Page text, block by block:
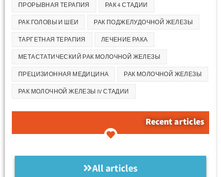
ПРОРЫВНАЯ ТЕРАПИЯ РАК 4 СТАДИИ
РАК ГОЛОВЫ И ШЕИ РАК ПОДЖЕЛУДОЧНОЙ ЖЕЛЕЗЫ
ТАРГЕТНАЯ ТЕРАПИЯ ЛЕЧЕНИЕ РАКА
МЕТАСТАТИЧЕСКИЙ РАК МОЛОЧНОЙ ЖЕЛЕЗЫ
ПРЕЦИЗИОННАЯ МЕДИЦИНА РАК МОЛОЧНОЙ ЖЕЛЕЗЫ
РАК МОЛОЧНОЙ ЖЕЛЕЗЫ IV СТАДИИ
Recent articles
All articles